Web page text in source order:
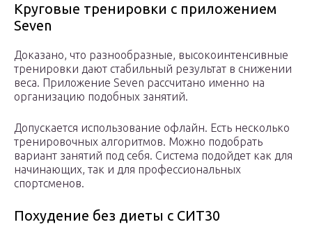
Круговые тренировки с приложением
Seven
Доказано, что разнообразные, высокоинтенсивные
тренировки дают стабильный результат в снижении
веса. Приложение Seven рассчитано именно на
организацию подобных занятий.
Допускается использование офлайн. Есть несколько
тренировочных алгоритмов. Можно подобрать
вариант занятий под себя. Система подойдет как для
начинающих, так и для профессиональных
спортсменов.
Похудение без диеты с СИТ30